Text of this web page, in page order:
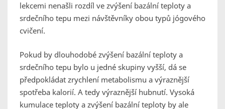
lekcemi nenašli rozdíl ve zvýšení bazální teploty a
srdečního tepu mezi návštěvníky obou typů jógového
cvičení.
Pokud by dlouhodobé zvýšení bazální teploty a
srdečního tepu bylo u jedné skupiny vyšší, dá se
předpokládat zrychlení metabolismu a výraznější
spotřeba kalorií. A tedy výraznější hubnutí. Vysoká
kumulace teploty a zvýšení bazální teploty by ale